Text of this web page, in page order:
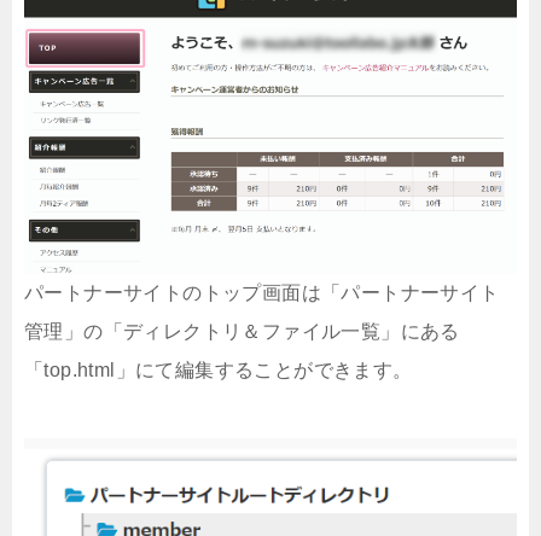
パートナーサイトのトップ画面は「パートナーサイト
管理」の「ディレクトリ＆ファイル一覧」にある
「top.html」にて編集することができます。